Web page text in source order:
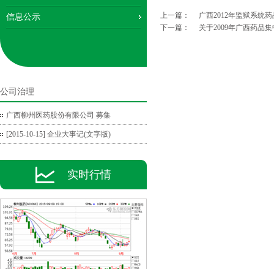
信息公示
公司治理
广西柳州医药股份有限公司 募集
[2015-10-15] 企业大事记(文字版)
实时行情
上一篇：
广西2012年监狱系统
下一篇：
关于2009年广西药品